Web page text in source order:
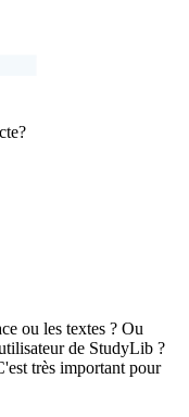
ou les textes ? Ou
de StudyLib ?
très important pour